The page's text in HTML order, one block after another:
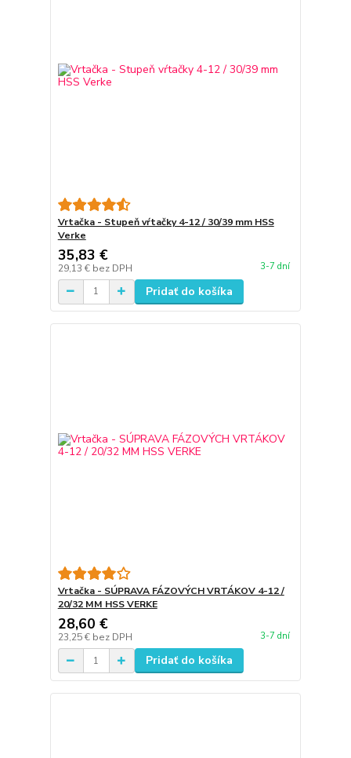
Vrtačka - Stupeň vŕtačky 4-12 / 30/39 mm HSS
Verke
35,83 €
29,13 € bez DPH 3-7 dní
Pridať do košíka
Vrtačka - SÚPRAVA FÁZOVÝCH VRTÁKOV 4-12 /
20/32 MM HSS VERKE
28,60 €
23,25 € bez DPH 3-7 dní
Pridať do košíka